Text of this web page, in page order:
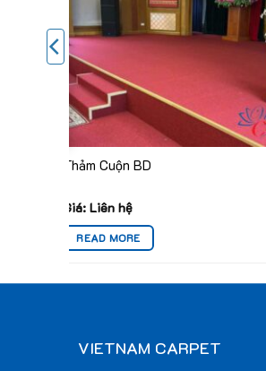
Thảm Cuộn BD
Giá: Liên hệ
READ MORE
VIETNAM CARPET